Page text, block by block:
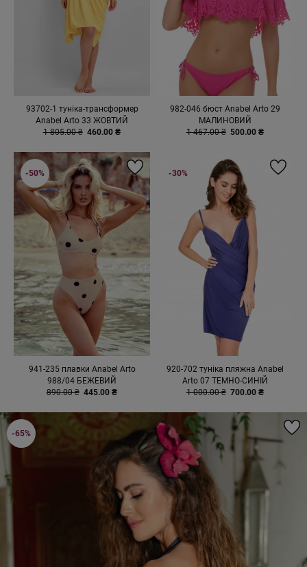
93702-1 туніка-трансформер
Anabel Arto 33 ЖОВТИЙ
1 805.00 ₴ 460.00 ₴
982-046 бюст Anabel Arto 29
МАЛИНОВИЙ
1 467.00 ₴ 500.00 ₴
941-235 плавки Anabel Arto
988/04 БЕЖЕВИЙ
890.00 ₴ 445.00 ₴
-50%
920-702 туніка пляжна Anabel
Arto 07 ТЕМНО-СИНІЙ
1 000.00 ₴ 700.00 ₴
-30%
-65%